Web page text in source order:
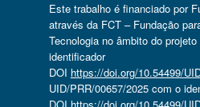
Este trabalho é financiado por
através da FCT – Fundação
Tecnologia no âmbito do
identificador
DOI https://doi.org/10.54499/
UID/PRR/00657/2025 com o